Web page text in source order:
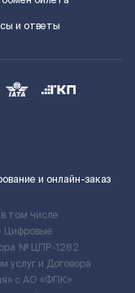
и ответы
и онлайн-заказ
том числе
Цифровые
№ ЦПР-1282
и Договора
c АО «ФПК»